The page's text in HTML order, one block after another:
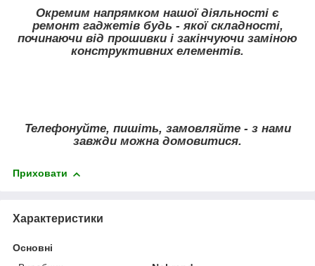
Окремим напрямком нашої діяльності є
ремонт гаджетів будь - якої складності,
починаючи від прошивки і закінчуючи заміною
конструктивних елементів.
Телефонуйте, пишіть, замовляйте - з нами
завжди можна домовитися.
Приховати
Характеристики
Основні